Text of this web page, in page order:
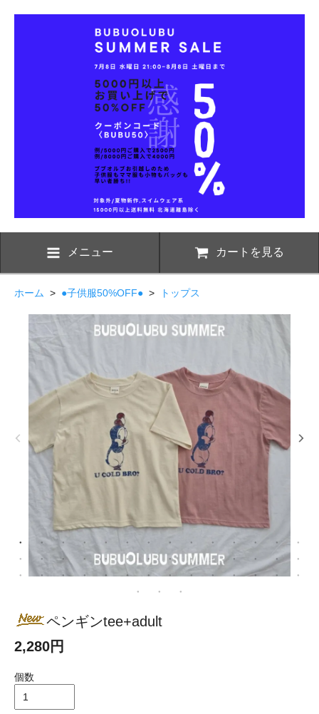
メニュー カートを見る
ホーム > ●子供服50%OFF● > トップス
ペンギンtee+adult
2,280円
個数